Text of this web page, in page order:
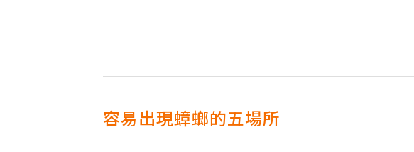
容易出現蟑螂的五場所